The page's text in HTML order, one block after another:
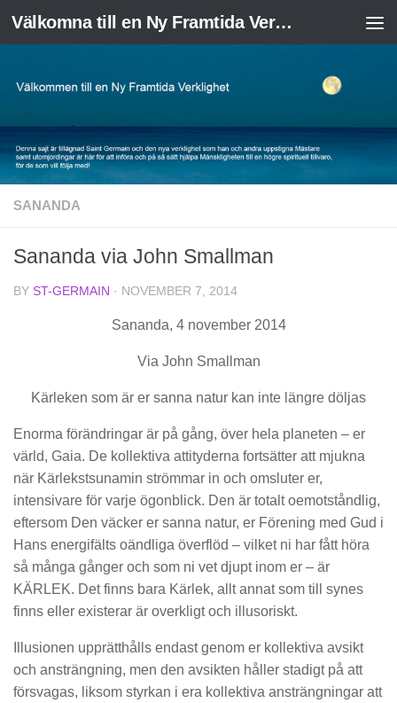
Skip to content Välkomna till en Ny Framtida Verklighet
SANANDA
Sananda via John Smallman
BY ST-GERMAIN · NOVEMBER 7, 2014
Sananda, 4 november 2014
Via John Smallman
Kärleken som är er sanna natur kan inte längre döljas
Enorma förändringar är på gång, över hela planeten – er
värld, Gaia. De kollektiva attityderna fortsätter att mjukna
när Kärlekstsunamin strömmar in och omsluter er,
intensivare för varje ögonblick. Den är totalt oemotståndlig,
eftersom Den väcker er sanna natur, er Förening med Gud i
Hans energifälts oändliga överflöd – vilket ni har fått höra
så många gånger och som ni vet djupt inom er – är
KÄRLEK. Det finns bara Kärlek, allt annat som till synes
finns eller existerar är overkligt och illusoriskt.
Illusionen upprätthålls endast genom er kollektiva avsikt
och ansträngning, men den avsikten håller stadigt på att
försvagas, liksom styrkan i era kollektiva ansträngningar att